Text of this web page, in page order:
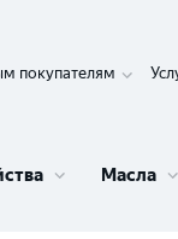
покупателям
Масла